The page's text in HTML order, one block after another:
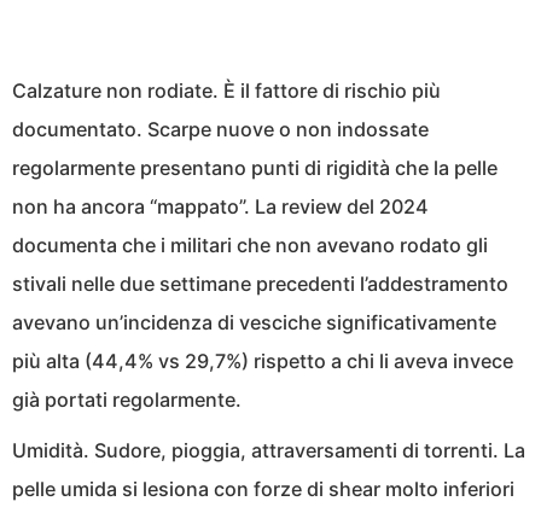
Calzature non rodiate. È il fattore di rischio più
documentato. Scarpe nuove o non indossate
regolarmente presentano punti di rigidità che la pelle
non ha ancora “mappato”. La review del 2024
documenta che i militari che non avevano rodato gli
stivali nelle due settimane precedenti l’addestramento
avevano un’incidenza di vesciche significativamente
più alta (44,4% vs 29,7%) rispetto a chi li aveva invece
già portati regolarmente.
Umidità. Sudore, pioggia, attraversamenti di torrenti. La
pelle umida si lesiona con forze di shear molto inferiori